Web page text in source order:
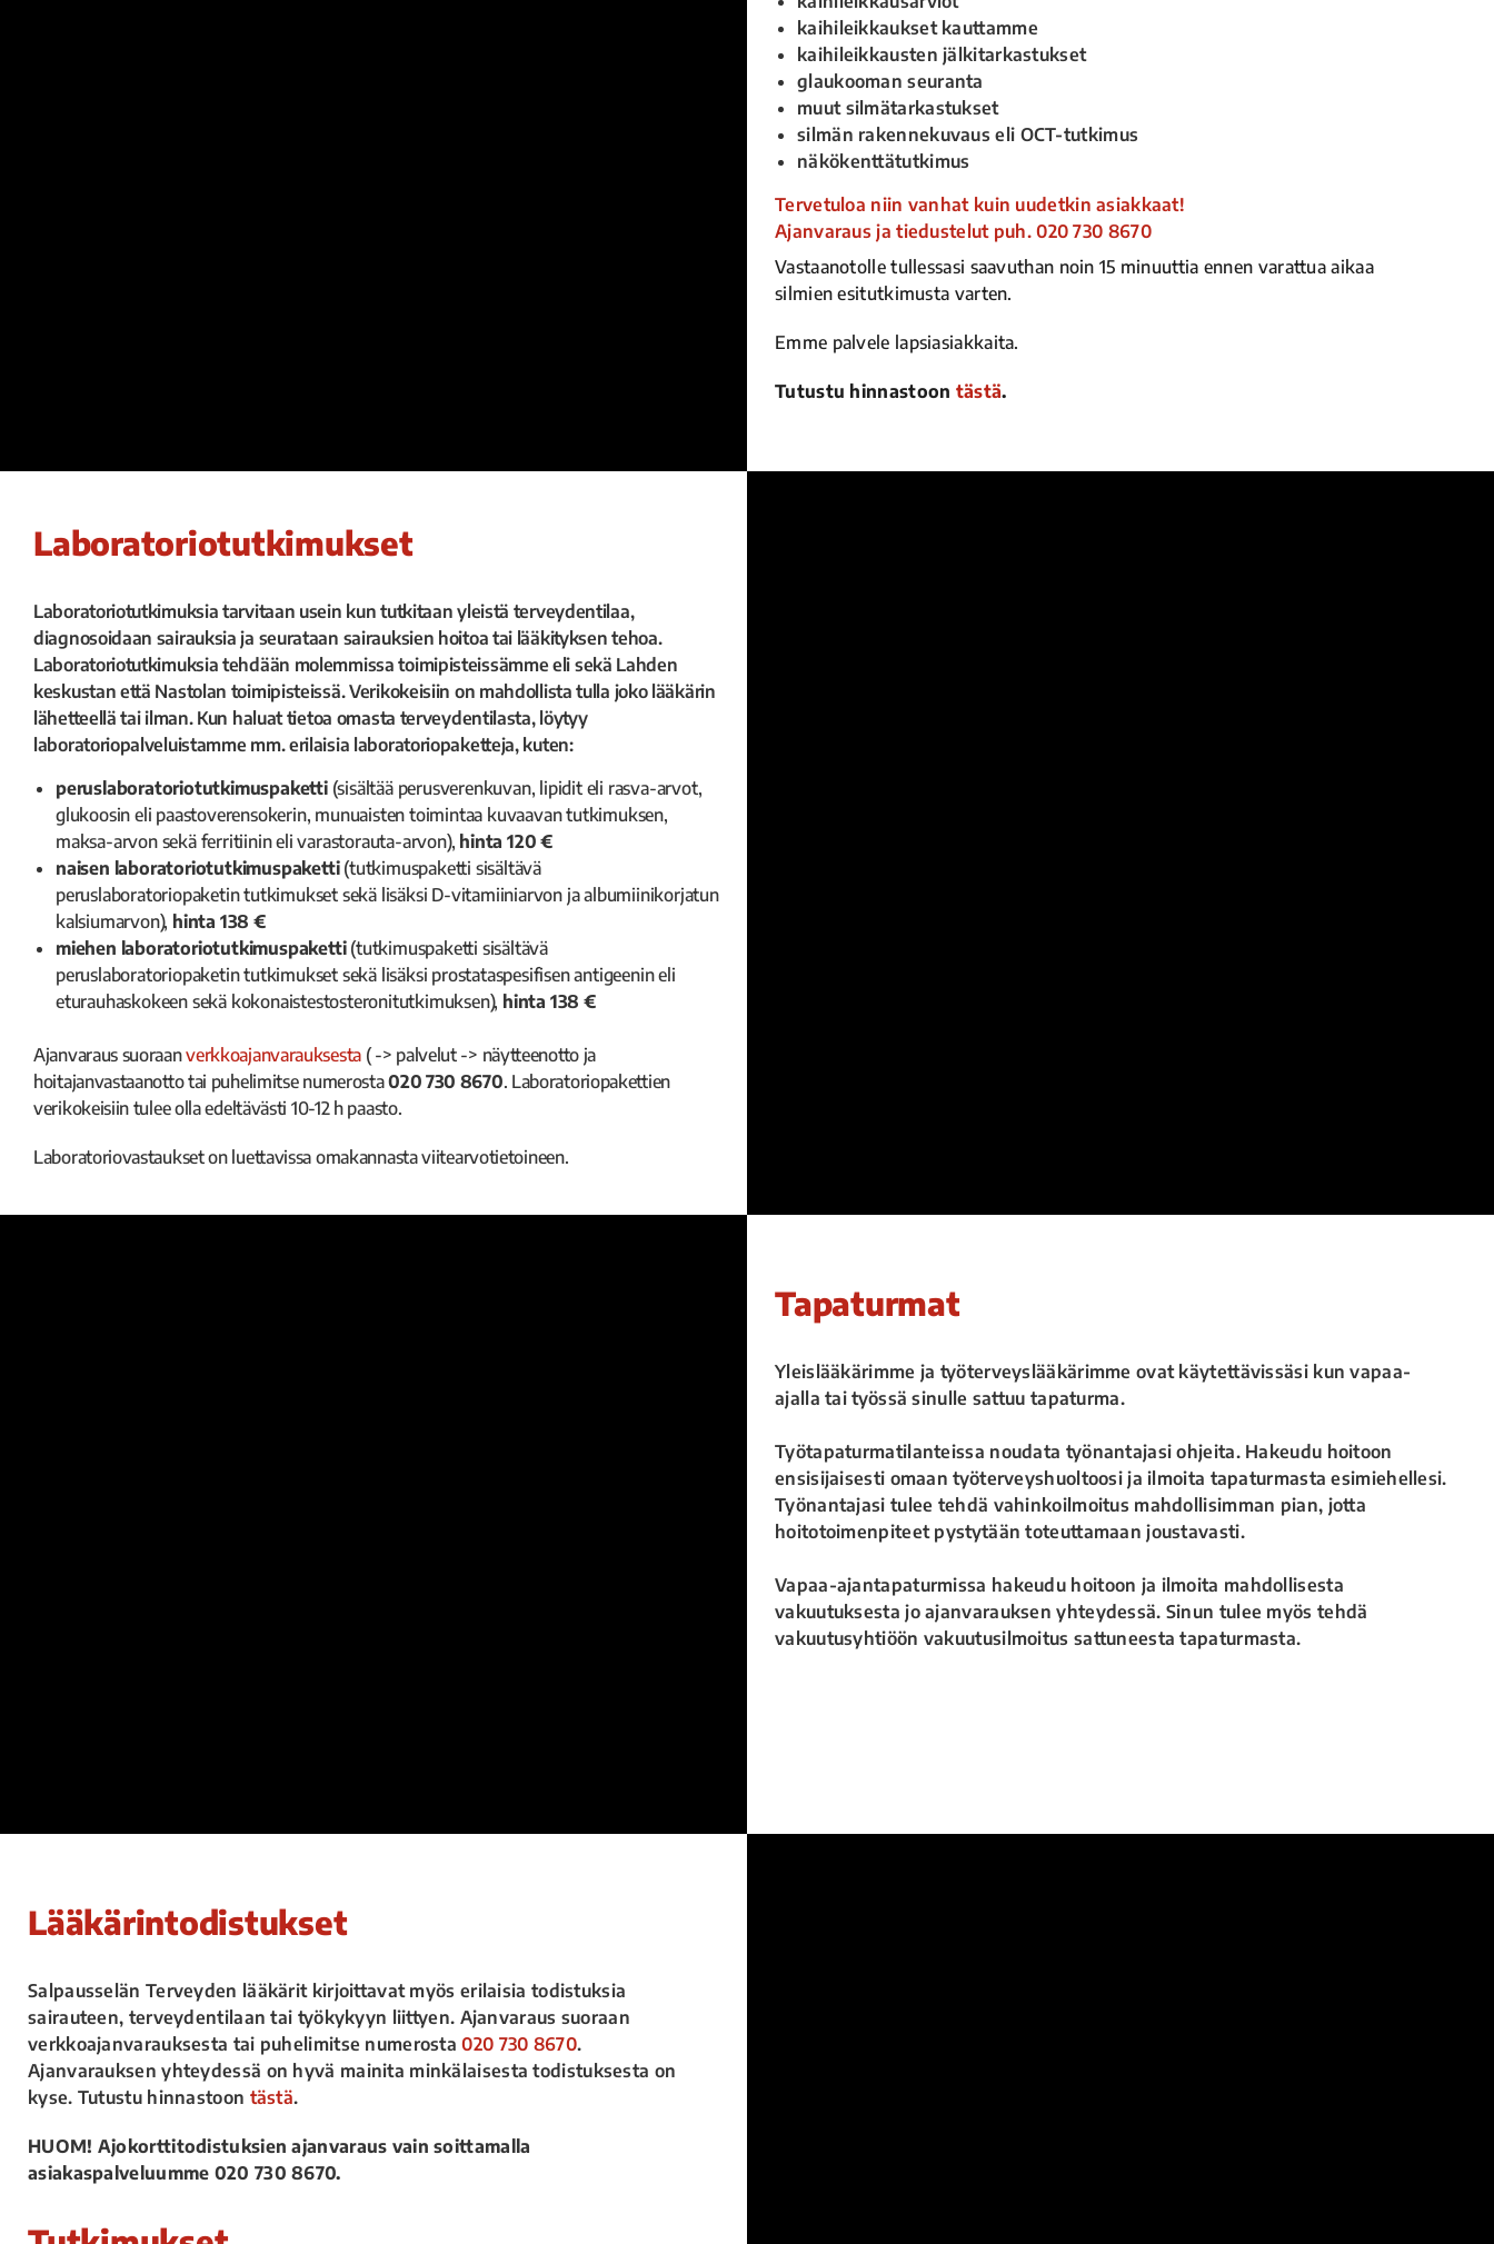
kaihileikkaukset kauttamme
kaihileikkausten jälkitarkastukset
glaukooman seuranta
muut silmätarkastukset
silmän rakennekuvaus eli OCT-tutkimus
näkökenttätutkimus
Tervetuloa niin vanhat kuin uudetkin asiakkaat!
Ajanvaraus ja tiedustelut puh.020 730 8670
Vastaanotolle tullessasi saavuthan noin 15 minuuttia ennen varattua aikaa
silmien esitutkimusta varten.
Emme palvele lapsiasiakkaita.
Tutustu hinnastoon tästä.
Laboratoriotutkimukset
Laboratoriotutkimuksia tarvitaan usein kun tutkitaan yleistä terveydentilaa,
diagnosoidaan sairauksia ja seurataan sairauksien hoitoa tai lääkityksen tehoa.
Laboratoriotutkimuksia tehdään molemmissa toimipisteissämme eli sekä Lahden
keskustan että Nastolan toimipisteissä. Verikokeisiin on mahdollista tulla joko lääkärin
lähetteellä tai ilman. Kun haluat tietoa omasta terveydentilasta, löytyy
laboratoriopalveluistamme mm. erilaisia laboratoriopaketteja, kuten:
peruslaboratoriotutkimuspaketti(sisältää perusverenkuvan, lipidit eli rasva-arvot,
glukoosin eli paastoverensokerin, munuaisten toimintaa kuvaavan tutkimuksen,
maksa-arvon sekä ferritiinin eli varastorauta-arvon), hinta 120 €
naisen laboratoriotutkimuspaketti(tutkimuspaketti sisältävä
peruslaboratoriopaketin tutkimukset sekä lisäksi D-vitamiiniarvon ja albumiinikorjatun
kalsiumarvon), hinta 138 €
miehen laboratoriotutkimuspaketti(tutkimuspaketti sisältävä
peruslaboratoriopaketin tutkimukset sekä lisäksi prostataspesifisen antigeenin eli
eturauhaskokeen sekä kokonaistestosteronitutkimuksen), hinta 138 €
Ajanvaraus suoraanverkkoajanvarauksesta( -> palvelut -> näytteenotto ja
hoitajanvastaanotto tai puhelimitse numerosta020 730 8670. Laboratoriopakettien
verikokeisiin tulee olla edeltävästi 10-12 h paasto.
Laboratoriovastaukset on luettavissa omakannasta viitearvotietoineen.
Tapaturmat
Yleislääkärimme ja työterveyslääkärimme ovat käytettävissäsi kun vapaa-
ajalla tai työssä sinulle sattuu tapaturma.
Työtapaturmatilanteissa noudata työnantajasi ohjeita. Hakeudu hoitoon
ensisijaisesti omaan työterveyshuoltoosi ja ilmoita tapaturmasta esimiehellesi.
Työnantajasi tulee tehdä vahinkoilmoitus mahdollisimman pian, jotta
hoitotoimenpiteet pystytään toteuttamaan joustavasti.
Vapaa-ajantapaturmissa hakeudu hoitoon ja ilmoita mahdollisesta
vakuutuksesta jo ajanvarauksen yhteydessä. Sinun tulee myös tehdä
vakuutusyhtiöön vakuutusilmoitus sattuneesta tapaturmasta.
Lääkärintodistukset
Salpausselän Terveyden lääkärit kirjoittavat myös erilaisia todistuksia
sairauteen, terveydentilaan tai työkykyyn liittyen. Ajanvaraus suoraan
verkkoajanvarauksesta tai puhelimitse numerosta020 730 8670.
Ajanvarauksen yhteydessä on hyvä mainita minkälaisesta todistuksesta on
kyse. Tutustu hinnastoon tästä.
HUOM! Ajokorttitodistuksien ajanvaraus vain soittamalla
asiakaspalveluumme 020 730 8670.